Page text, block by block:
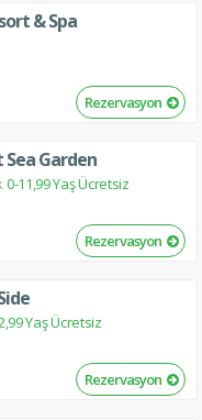
& Spa
Rezervasyon
Garden
0-11,99 Yaş Ücretsiz
Rezervasyon
Yaş Ücretsiz
Rezervasyon